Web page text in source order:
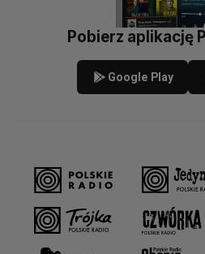
Pobierz aplikację
Google Play